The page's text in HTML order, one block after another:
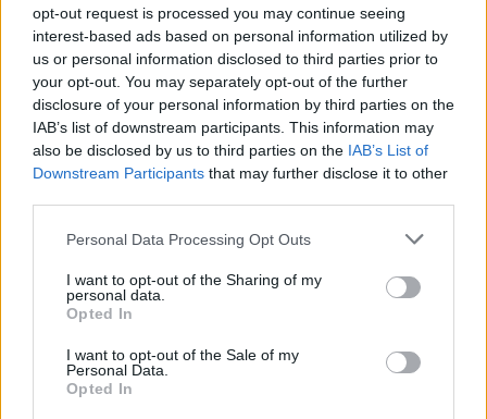
opt-out request is processed you may continue seeing
interest-based ads based on personal information utilized by
us or personal information disclosed to third parties prior to
your opt-out. You may separately opt-out of the further
disclosure of your personal information by third parties on the
IAB’s list of downstream participants. This information may
also be disclosed by us to third parties on the IAB’s List of
Downstream Participants that may further disclose it to other
Please note that this website/app uses one or more Google
not limited to your visit or usage behaviour. You may click to
grant or deny consent to Google and its third-party tags to
use your data for below specified purposes in below Google
consent section.
Personal Data Processing Opt Outs
I want to opt-out of the Sharing of my
personal data.
Opted In
I want to opt-out of the Sale of my
Personal Data.
Opted In
LA FINANCE
Optimiser la gestion des risques avec un cadre structuré et
Camille Durand · 8 Août 2026